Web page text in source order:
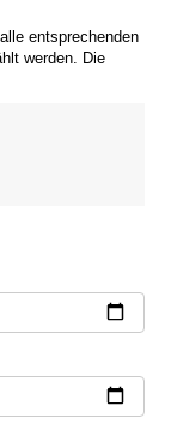
entsprechenden
werden. Die